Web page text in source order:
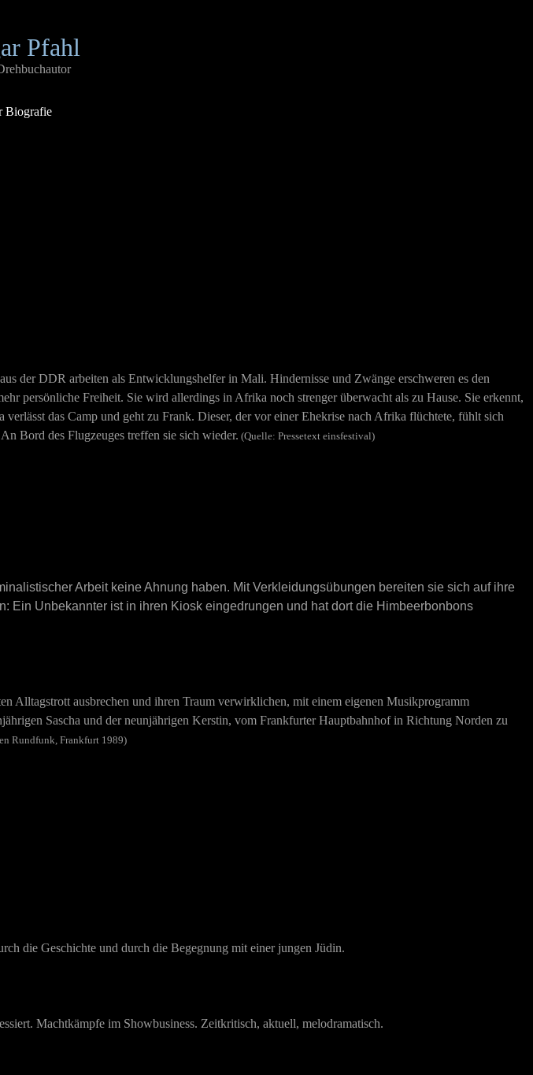
Pfahl
Biografie
der DDR arbeiten als Entwicklungshelfer in Mali. Hindernisse und Zwänge erschweren es den
persönliche Freiheit. Sie wird allerdings in Afrika noch strenger überwacht als zu Hause. Sie erkennt,
das Camp und geht zu Frank. Dieser, der vor einer Ehekrise nach Afrika flüchtete, fühlt sich
Bord des Flugzeuges treffen sie sich wieder. (Quelle: Pressetext einsfestival)
Arbeit keine Ahnung haben. Mit Verkleidungsübungen bereiten sie sich auf ihre
Ein Unbekannter ist in ihren Kiosk eingedrungen und hat dort die Himbeerbonbons
Alltagstrott ausbrechen und ihren Traum verwirklichen, mit einem eigenen Musikprogramm
Sascha und der neunjährigen Kerstin, vom Frankfurter Hauptbahnhof in Richtung Norden zu
Rundfunk, Frankfurt 1989)
die Geschichte und durch die Begegnung mit einer jungen Jüdin.
Machtkämpfe im Showbusiness. Zeitkritisch, aktuell, melodramatisch.